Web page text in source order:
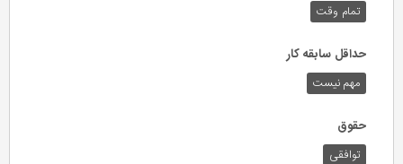
تمام وقت
حداقل سابقه کار
مهم نیست
حقوق
توافقی